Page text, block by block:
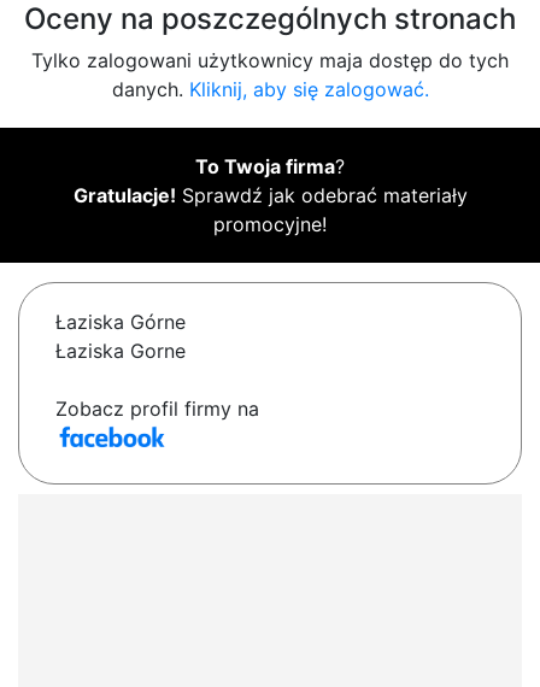
Oceny na poszczególnych stronach
Tylko zalogowani użytkownicy maja dostęp do tych
danych. Kliknij, aby się zalogować.
To Twoja firma?
Gratulacje! Sprawdź jak odebrać materiały
promocyjne!
Łaziska Górne
Łaziska Gorne
Zobacz profil firmy na